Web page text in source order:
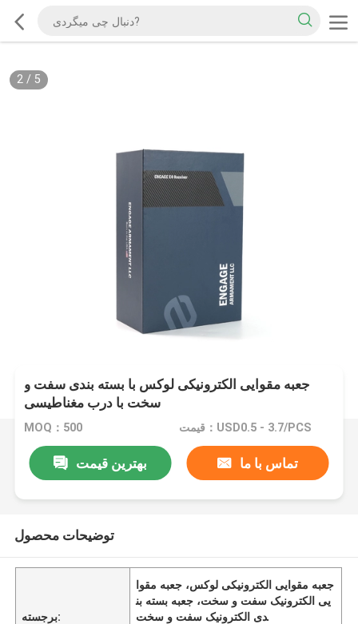
2/ 5
جعبه مقوایی الکترونیکی لوکس با بسته بندی سفت و
سخت با درب مغناطیسی
MOQ：500 قیمت：USD0.5 - 3.7/PCS
بهترین قیمت تماس با ما
توضیحات محصول
برجسته:
جعبه مقوایی الکترونیکی لوکس، جعبه مقوا
یی الکترونیک سفت و سخت، جعبه بسته بن
دی الکترونیک سفت و سخت